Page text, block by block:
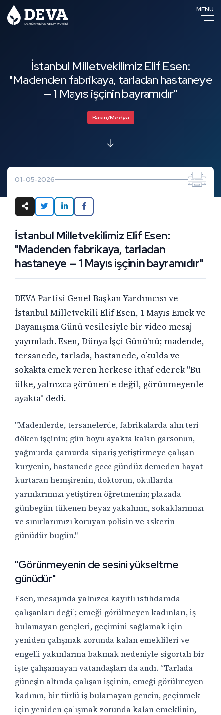
MENÜ
İstanbul Milletvekilimiz Elif Esen:
"Madenden fabrikaya, tarladan hastaneye
— 1 Mayıs işçinin bayramıdır"
Basın/Medya
01-05-2026
İstanbul Milletvekilimiz Elif Esen:
"Madenden fabrikaya, tarladan
hastaneye — 1 Mayıs işçinin bayramıdır"
DEVA Partisi Genel Başkan Yardımcısı ve
İstanbul Milletvekili Elif Esen, 1 Mayıs Emek ve
Dayanışma Günü vesilesiyle bir video mesaj
yayımladı. Esen, Dünya İşçi Günü'nü; madende,
tersanede, tarlada, hastanede, okulda ve
sokakta emek veren herkese ithaf ederek "Bu
ülke, yalnızca görünenle değil, görünmeyenle
ayakta" dedi.
"Madenlerde, tersanelerde, fabrikalarda alın teri
döken işçinin; gün boyu ayakta kalan garsonun,
yağmurda çamurda sipariş yetiştirmeye çalışan
kuryenin, hastanede gece gündüz demeden hayat
kurtaran hemşirenin, doktorun, okullarda
yarınlarımızı yetiştiren öğretmenin; plazada
günbegün tükenen beyaz yakalının, sokaklarımızı
ve sınırlarımızı koruyan polisin ve askerin
günüdür bugün."
"Görünmeyenin de sesini yükseltme
günüdür"
Esen, mesajında yalnızca kayıtlı istihdamda
çalışanları değil; emeği görülmeyen kadınları, iş
bulamayan gençleri, geçimini sağlamak için
yeniden çalışmak zorunda kalan emeklileri ve
engelli yakınlarına bakmak nedeniyle sigortalı bir
işte çalışamayan vatandaşları da andı. “Tarlada
güneşin altında çalışan işçinin, emeği görülmeyen
kadının, bir türlü iş bulamayan gencin, geçinmek
için yeniden çalışmak zorunda kalan emeklinin,